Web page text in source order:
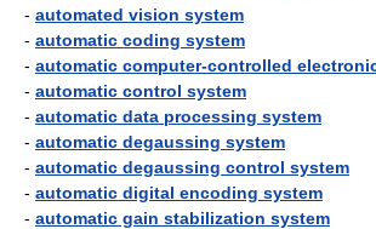
- automated vision system
- automatic coding system
- automatic computer-controlled
- automatic control system
- automatic data processing system
- automatic degaussing system
- automatic degaussing control system
- automatic digital encoding system
- automatic gain stabilization system